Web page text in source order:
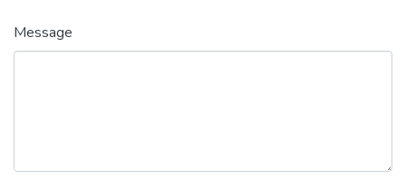
Message